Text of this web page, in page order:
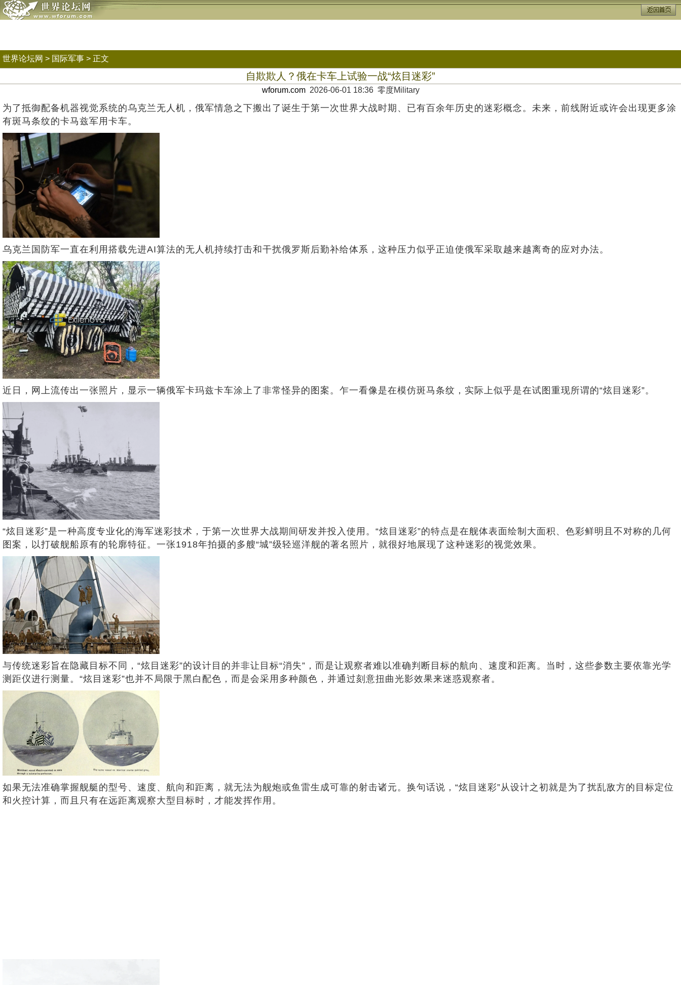
世界论坛网 > 国际军事 > 正文
自欺欺人？俄在卡车上试验一战“炫目迷彩”
wforum.com2026-06-01 18:36 零度Military
为了抵御配备机器视觉系统的乌克兰无人机，俄军情急之下搬出了诞生于第一次世界大战时期、已有百余年历史的迷彩概念。未来，前线附近或许会出现更多涂
有斑马条纹的卡马兹军用卡车。
乌克兰国防军一直在利用搭载先进AI算法的无人机持续打击和干扰俄罗斯后勤补给体系，这种压力似乎正迫使俄军采取越来越离奇的应对办法。
近日，网上流传出一张照片，显示一辆俄军卡玛兹卡车涂上了非常怪异的图案。乍一看像是在模仿斑马条纹，实际上似乎是在试图重现所谓的“炫目迷彩”。
“炫目迷彩”是一种高度专业化的海军迷彩技术，于第一次世界大战期间研发并投入使用。“炫目迷彩”的特点是在舰体表面绘制大面积、色彩鲜明且不对称的几何
图案，以打破舰船原有的轮廓特征。一张1918年拍摄的多艘“城”级轻巡洋舰的著名照片，就很好地展现了这种迷彩的视觉效果。
与传统迷彩旨在隐藏目标不同，“炫目迷彩”的设计目的并非让目标“消失”，而是让观察者难以准确判断目标的航向、速度和距离。当时，这些参数主要依靠光学
测距仪进行测量。“炫目迷彩”也并不局限于黑白配色，而是会采用多种颜色，并通过刻意扭曲光影效果来迷惑观察者。
如果无法准确掌握舰艇的型号、速度、航向和距离，就无法为舰炮或鱼雷生成可靠的射击诸元。换句话说，“炫目迷彩”从设计之初就是为了扰乱敌方的目标定位
和火控计算，而且只有在远距离观察大型目标时，才能发挥作用。